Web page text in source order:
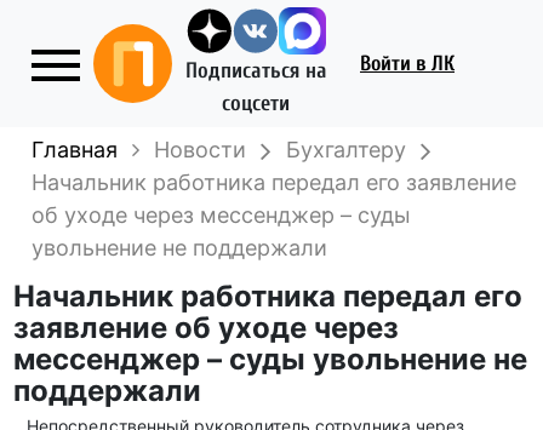
Подписаться на
соцсети
Войти в ЛК
Главная Новости
Бухгалтеру
Начальник работника передал его заявление
об уходе через мессенджер – суды
увольнение не поддержали
Начальник работника передал его
заявление об уходе через
мессенджер – суды увольнение не
поддержали
Непосредственный руководитель сотрудника через